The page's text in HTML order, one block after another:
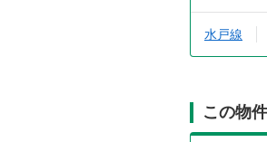
水戸線
この物